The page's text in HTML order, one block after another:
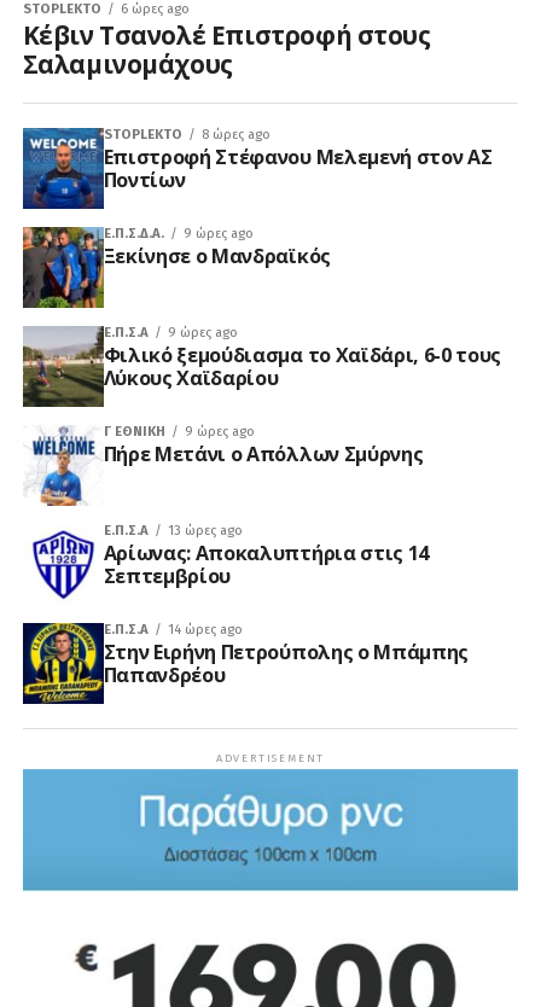
STOPLEKTO 6 ώρες ago
Κέβιν Τσανολέ Επιστροφή στους
Σαλαμινομάχους
STOPLEKTO 8 ώρες ago
Επιστροφή Στέφανου Μελεμενή στον ΑΣ
Ποντίων
Ε.Π.Σ.Δ.Α. 9 ώρες ago
Ξεκίνησε ο Μανδραϊκός
Ε.Π.Σ.Α 9 ώρες ago
Φιλικό ξεμούδιασμα το Χαϊδάρι, 6-0 τους
Λύκους Χαϊδαρίου
Γ ΕΘΝΙΚΉ 9 ώρες ago
Πήρε Μετάνι ο Απόλλων Σμύρνης
Ε.Π.Σ.Α 13 ώρες ago
Αρίωνας: Αποκαλυπτήρια στις 14
Σεπτεμβρίου
Ε.Π.Σ.Α 14 ώρες ago
Στην Ειρήνη Πετρούπολης ο Μπάμπης
Παπανδρέου
ADVERTISEMENT